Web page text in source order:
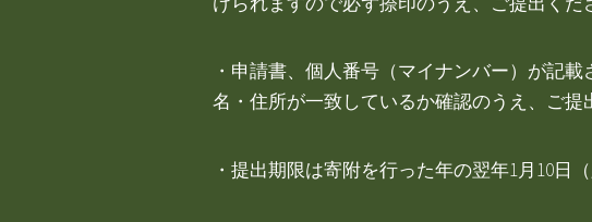
・申請書、個人番号（マイナンバー）が記
名・住所が一致しているか確認のうえ、ご提
・提出期限は寄附を行った年の翌年1月10日（